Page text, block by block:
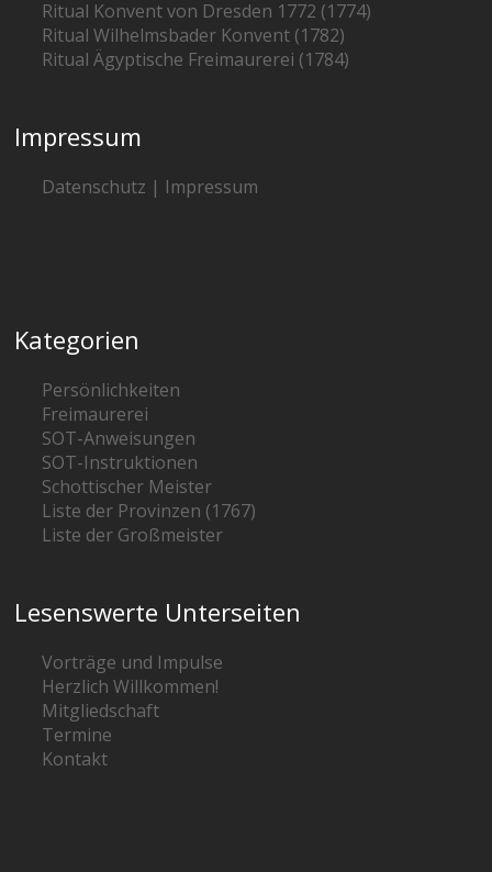
Ritual Konvent von Dresden 1772 (1774)
Ritual Wilhelmsbader Konvent (1782)
Ritual Ägyptische Freimaurerei (1784)
Impressum
Datenschutz | Impressum
Kategorien
Persönlichkeiten
Freimaurerei
SOT-Anweisungen
SOT-Instruktionen
Schottischer Meister
Liste der Provinzen (1767)
Liste der Großmeister
Lesenswerte Unterseiten
Vorträge und Impulse
Herzlich Willkommen!
Mitgliedschaft
Termine
Kontakt